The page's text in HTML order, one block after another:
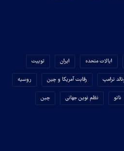
ایالات متحده ایران توییت
ترامپ رقابت آمریکا و چین روسیه
ناتو نظم نوین جهانی چین